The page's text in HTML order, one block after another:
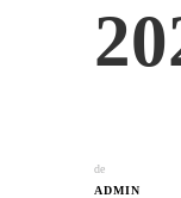
de
ADMIN